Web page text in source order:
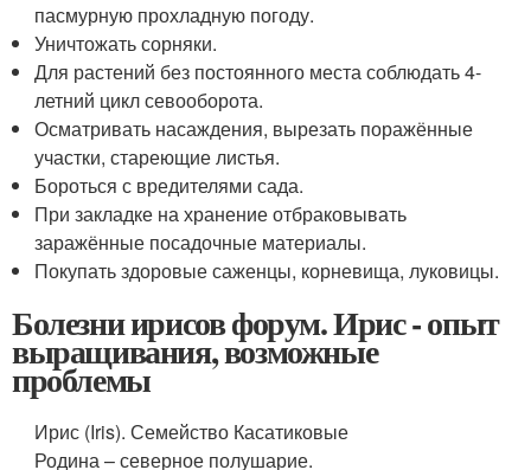
пасмурную прохладную погоду.
Уничтожать сорняки.
Для растений без постоянного места соблюдать 4-
летний цикл севооборота.
Осматривать насаждения, вырезать поражённые
участки, стареющие листья.
Бороться с вредителями сада.
При закладке на хранение отбраковывать
заражённые посадочные материалы.
Покупать здоровые саженцы, корневища, луковицы.
Болезни ирисов форум. Ирис - опыт
выращивания, возможные
проблемы
Ирис (Iris). Семейство Касатиковые
Родина – северное полушарие.